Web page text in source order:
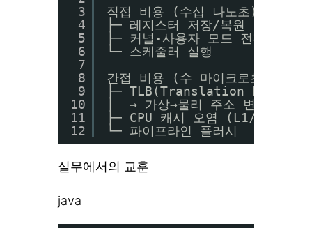
3
4
5
6
7
8
9
10
11
12
직접 비용 (수십 나노초)
├─ 레지스터 저장/복원
├─ 커널-사용자 모드 전환
└─ 스케줄러 실행
간접 비용 (수 마이크로초~수십
├─ TLB(Translation
│  → 가상→물리 주소 변환 캐시
├─ CPU 캐시 오염 (L1/L2/L3
└─ 파이프라인 플러시
실무에서의 교훈
java